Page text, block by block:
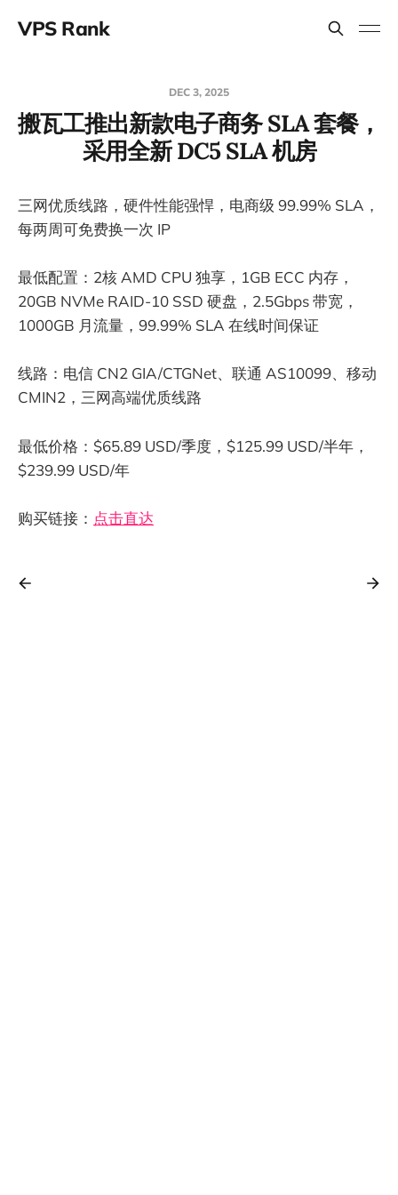
VPS Rank
DEC 3, 2025
搬瓦工推出新款电子商务 SLA 套餐，
采用全新 DC5 SLA 机房
三网优质线路，硬件性能强悍，电商级 99.99% SLA，
每两周可免费换一次 IP
最低配置：2核 AMD CPU 独享，1GB ECC 内存，
20GB NVMe RAID-10 SSD 硬盘，2.5Gbps 带宽，
1000GB 月流量，99.99% SLA 在线时间保证
线路：电信 CN2 GIA/CTGNet、联通 AS10099、移动
CMIN2，三网高端优质线路
最低价格：$65.89 USD/季度，$125.99 USD/半年，
$239.99 USD/年
购买链接： 点击直达